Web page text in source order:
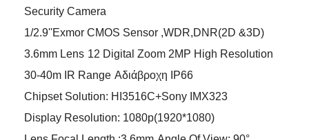
Security Camera
1/2.9''Exmor CMOS Sensor ,WDR,DNR(2D &3D)
3.6mm Lens 12 Digital Zoom 2MP High Resolution
30-40m IR Range Αδιάβροχη IP66
Chipset Solution: HI3516C+Sony IMX323
Display Resolution: 1080p(1920*1080)